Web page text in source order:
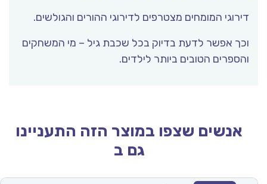
דירוגי המומחים מצטרפים לדירוגי ההורים והגולשים.
וכך אפשר לדעת בדיוק בכל שכבת גיל – מי המשחקים
והספרים הטובים ביותר לילדים.
אנשים שצפו במוצר הזה התעניינו
גם ב